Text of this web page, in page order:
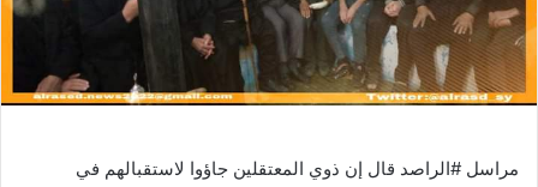
مراسل #الراصد قال إن ذوي المعتقلين جاؤوا لاستقبالهم في